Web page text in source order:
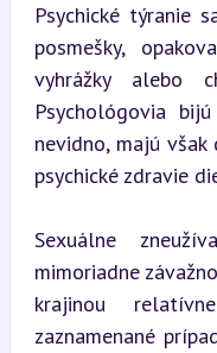
Psychické týranie
posmešky,
vyhrážky alebo
Psychológovia
nevidno, majú
psychické zdravie
Sexuálne
mimoriadne
krajinou
zaznamenané